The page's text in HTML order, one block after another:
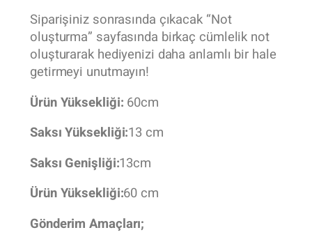
Siparişiniz sonrasında çıkacak “Not
oluşturma” sayfasında birkaç cümlelik not
oluşturarak hediyenizi daha anlamlı bir hale
getirmeyi unutmayın!
Ürün Yüksekliği: 60cm
Saksı Yüksekliği:13 cm
Saksı Genişliği:13cm
Ürün Yüksekliği:60 cm
Gönderim Amaçları;